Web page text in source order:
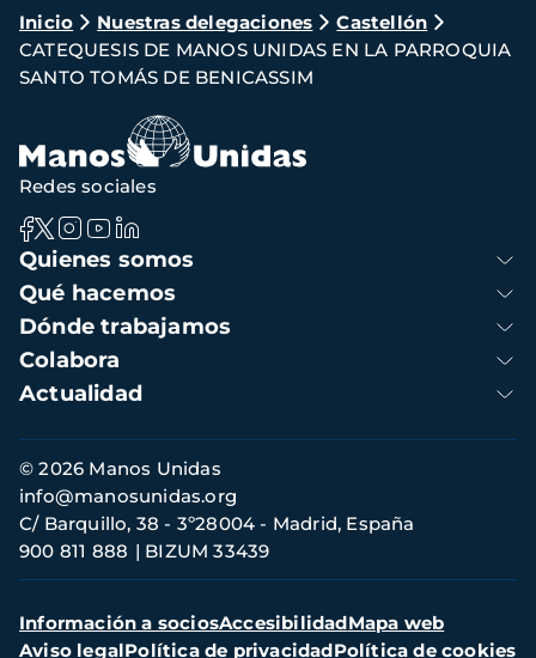
Ruta
de
navegación
Inicio Nuestras delegaciones
Castellón
CATEQUESIS DE MANOS UNIDAS EN LA PARROQUIA
SANTO TOMÁS DE BENICASSIM
Navegación
principal
Quienes somos
Qué hacemos
Dónde trabajamos
Colabora
Actualidad
Redes sociales
Información
de
contacto
© 2026 Manos Unidas
C/ Barquillo, 38 - 3º28004 - Madrid, España
900 811 888
BIZUM 33439
info@manosunidas.org
Menú
secundario
Información a sociosAccesibilidadMapa web
Aviso legalPolítica de privacidadPolítica de cookies